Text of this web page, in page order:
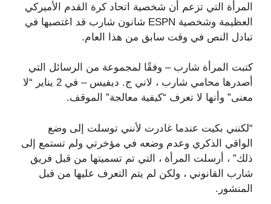
المرأة التي تزعم أن شخصية اتحاد كرة القدم الأميركي
العظيمة وشخصية ESPN شانون شارب قد اغتصبها في
تبادل النص في وقت سابق من هذا العام.
كتبت المرأة شارب – وفقًا لمجموعة من الرسائل التي
أصدرها محامي شارب ، لاني ج. ديفيس – في 2 يناير “لا
معنى” وأنها لا تعرف “كيفية معالجة” الموقف.
“لكنني بكيت عندما غادرت لأنني توسلت إلى وضع
الواقي الذكري وعدم وضعه في مؤخرتي ولم تستمع إلى
ذلك” ، أرسلت المرأة ، التي تم تسميتها من قبل فريق
شارب القانوني ، ولكن لم يتم التعرف عليها من قبل
المنشور.